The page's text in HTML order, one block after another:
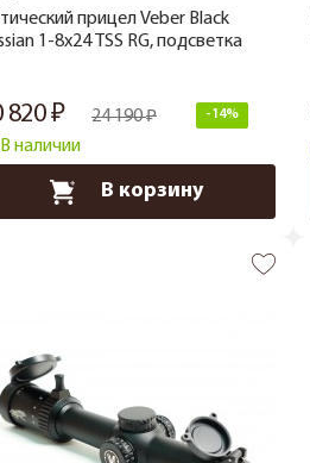
прицел Veber Black
1-8x24 TSS RG, подсветка
820 24 190 -14%
В наличии
В корзину